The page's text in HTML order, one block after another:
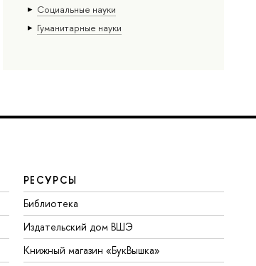
Социальные науки
Гуманитарные науки
РЕСУРСЫ
Библиотека
Издательский дом ВШЭ
Книжный магазин «БукВышка»